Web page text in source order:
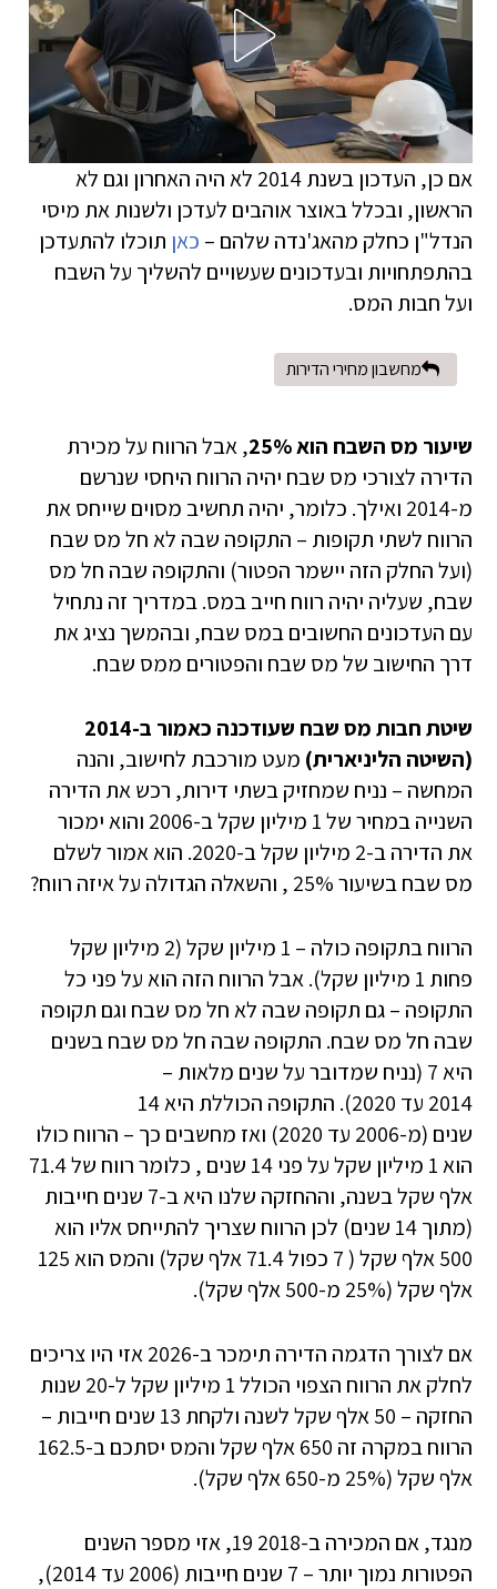
אם כן, העדכון בשנת 2014 לא היה האחרון וגם לא
הראשון, ובכלל באוצר אוהבים לעדכן ולשנות את מיסי
הנדל"ן כחלק מהאג'נדה שלהם – כאן תוכלו להתעדכן
בהתפתחויות ובעדכונים שעשויים להשליך על השבח
ועל חבות המס.
מחשבון מחירי הדירות
שיעור מס השבח הוא 25%
, אבל הרווח על מכירת
הדירה לצורכי מס שבח יהיה הרווח היחסי שנרשם
מ-2014 ואילך. כלומר, יהיה תחשיב מסוים שייחס את
הרווח לשתי תקופות – התקופה שבה לא חל מס שבח
(ועל החלק הזה יישמר הפטור) והתקופה שבה חל מס
שבח, שעליה יהיה רווח חייב במס. במדריך זה נתחיל
עם העדכונים החשובים במס שבח, ובהמשך נציג את
דרך החישוב של מס שבח והפטורים ממס שבח.
שיטת חבות מס שבח שעודכנה כאמור ב-2014
(השיטה הליניארית) מעט מורכבת לחישוב, והנה
המחשה – נניח שמחזיק בשתי דירות, רכש את הדירה
השנייה במחיר של 1 מיליון שקל ב-2006 והוא ימכור
את הדירה ב-2 מיליון שקל ב-2020. הוא אמור לשלם
מס שבח בשיעור 25% , והשאלה הגדולה על איזה רווח?
הרווח בתקופה כולה – 1 מיליון שקל (2 מיליון שקל
פחות 1 מיליון שקל). אבל הרווח הזה הוא על פני כל
התקופה – גם תקופה שבה לא חל מס שבח וגם תקופה
שבה חל מס שבח. התקופה שבה חל מס שבח בשנים
היא 7 (נניח שמדובר על שנים מלאות –
2014 עד 2020). התקופה הכוללת היא 14
שנים (מ-2006 עד 2020) ואז מחשבים כך – הרווח כולו
הוא 1 מיליון שקל על פני 14 שנים , כלומר רווח של 71.4
אלף שקל בשנה, וההחזקה שלנו היא ב-7 שנים חייבות
(מתוך 14 שנים) לכן הרווח שצריך להתייחס אליו הוא
500 אלף שקל ( 7 כפול 71.4 אלף שקל) והמס הוא 125
אלף שקל (25% מ-500 אלף שקל).
אם לצורך הדגמה הדירה תימכר ב-2026 אזי היו צריכים
לחלק את הרווח הצפוי הכולל 1 מיליון שקל ל-20 שנות
החזקה – 50 אלף שקל לשנה ולקחת 13 שנים חייבות –
הרווח במקרה זה 650 אלף שקל והמס יסתכם ב-162.5
אלף שקל (25% מ-650 אלף שקל).
מנגד, אם המכירה ב-2018 19, אזי מספר השנים
הפטורות נמוך יותר – 7 שנים חייבות (2006 עד 2014),